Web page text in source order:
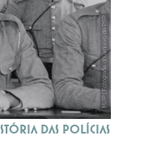
das Polícias